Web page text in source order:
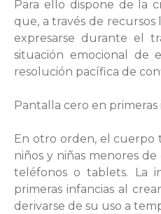
Para ello dispone de la
que, a través de
expresarse durante el
situación emocional de
resolución pacífica de
Pantalla cero en primeras
En otro orden, el cuerpo
niños y niñas menores
teléfonos o tablets. La
primeras infancias al
derivarse de su uso a